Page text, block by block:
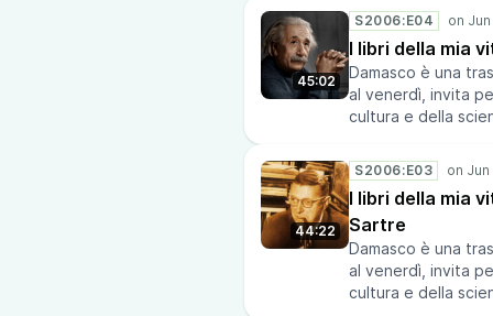
albano7/message
Registrazione del
https://
albano7/message
45:02
S2006:E04
I libri della mia
Damasco è una
al venerdì, invita
cultura e della
Registrazione del
https://
albano7/message
44:22
S2006:E03
I libri della mia
Sartre
Damasco è una
al venerdì, invita
cultura e della